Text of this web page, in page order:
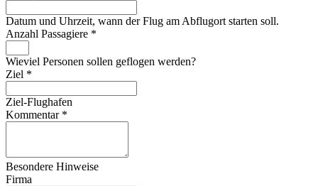
Datum und Uhrzeit, wann der Flug am Abflugort starten soll.
Anzahl Passagiere *
Wieviel Personen sollen geflogen werden?
Ziel *
Ziel-Flughafen
Kommentar *
Besondere Hinweise
Firma